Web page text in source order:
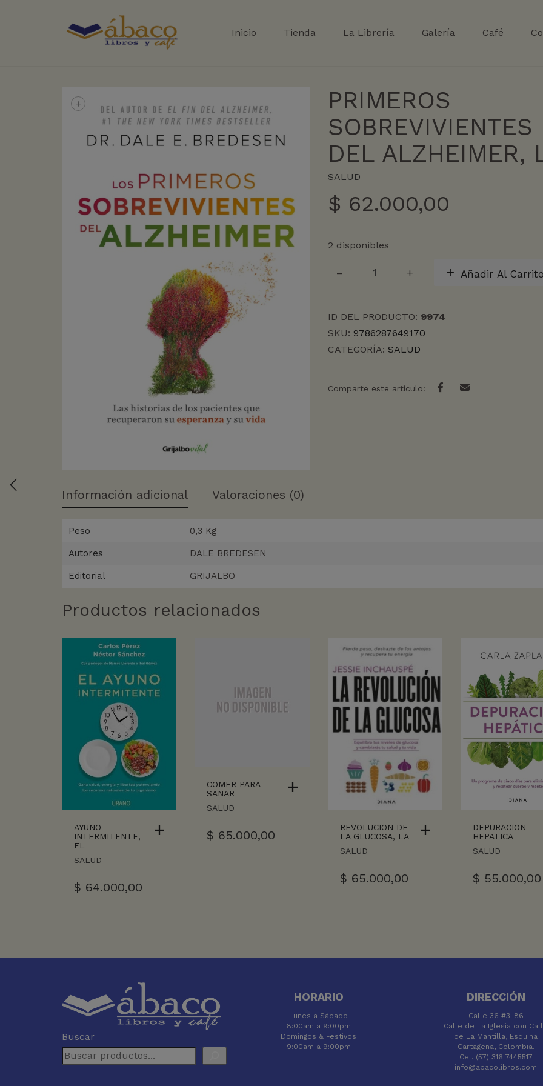
Inicio Tienda La Librería Galería Café
+
PRIMEROS
SOBREVIVIENTES
DEL ALZHEIMER,
SALUD
$ 62.000,00
2 disponibles
SOBREVIVIENTES
L
cantidad
Añadir Al
ID DEL PRODUCTO: 9974
SKU: 9786287649170
CATEGORÍA: SALUD
Comparte este artículo:
Información adicional Valoraciones (0)
Peso 0,3 Kg
Autores DALE BREDESEN
Editorial GRIJALBO
Productos relacionados
AYUNO
INTERMITENTE,
EL
SALUD
$ 64.000,00
COMER PARA
SANAR
SALUD
$ 65.000,00
REVOLUCION DE
LA GLUCOSA, LA
SALUD
$ 65.000,00
DEPURACION
HEPATICA
SALUD
$ 55.000,00
Buscar
HORARIO
Lunes a Sábado
8:00am a 9:00pm
Domingos & Festivos
9:00am a 9:00pm
DIRECCIÓN
Calle 36 #3-86
Calle de La Iglesia con
de La Mantilla, Esquina
Cartagena, Colombia.
Cel. (57) 316 7445517
info@abacolibros.com